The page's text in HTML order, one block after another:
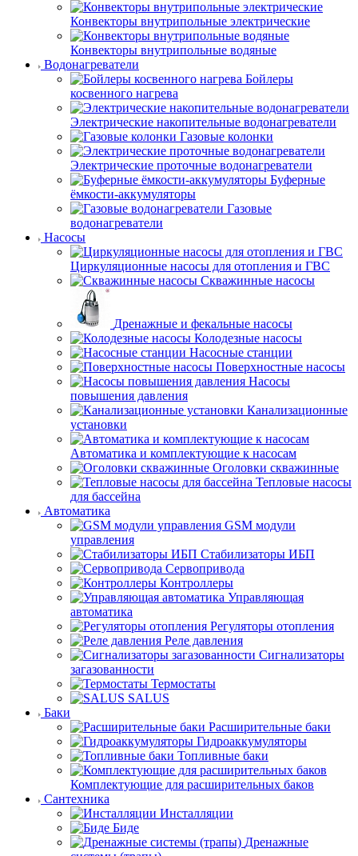
Конвекторы внутрипольные электрические
Конвекторы внутрипольные водяные
Водонагреватели
Бойлеры
косвенного нагрева
Электрические накопительные водонагреватели
Газовые колонки
Электрические проточные водонагреватели
Буферные
ёмкости-аккумуляторы
Газовые
водонагреватели
Насосы
Циркуляционные насосы для отопления и ГВС
Скважинные насосы
Дренажные и фекальные насосы
Колодезные насосы
Насосные станции
Поверхностные насосы
Насосы
повышения давления
Канализационные
установки
Автоматика и комплектующие к насосам
Оголовки скважинные
Тепловые насосы
для бассейна
Автоматика
GSM модули
управления
Стабилизаторы ИБП
Сервопривода
Контроллеры
Управляющая
автоматика
Регуляторы отопления
Реле давления
Сигнализаторы
загазованности
Термостаты
SALUS
Баки
Расширительные баки
Гидроаккумуляторы
Топливные баки
Комплектующие для расширительных баков
Сантехника
Инсталляции
Биде
Дренажные